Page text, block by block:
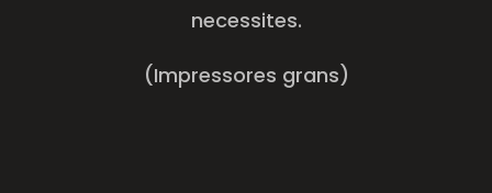
necessites.
(Impressores grans)